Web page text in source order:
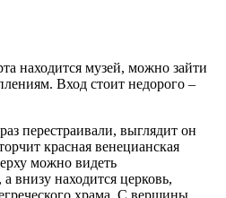
находится музей, можно зайти
Вход стоит недорого –
перестраивали, выглядит он
красная венецианская
можно видеть
внизу находится церковь,